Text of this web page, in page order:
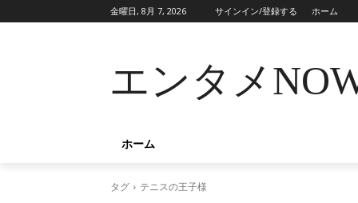
金曜日, 8月 7, 2026 サインイン/登録する ホーム
エンタメ
ホーム
タグ テニスの王子様